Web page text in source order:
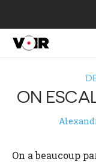
ON
On a beaucoup